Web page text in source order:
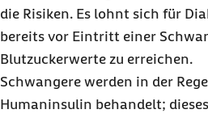
die Risiken. Es lohnt sich für
bereits vor Eintritt einer
Blutzuckerwerte zu erreichen.
Schwangere werden in der
Humaninsulin behandelt;